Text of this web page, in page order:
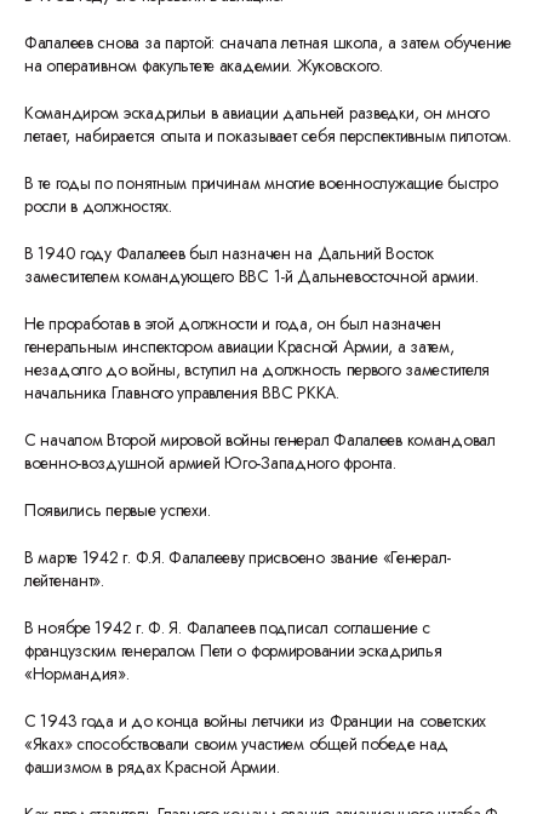
Фалалеев снова за партой: сначала летная школа, а затем обучение
на оперативном факультете академии. Жуковского.
Командиром эскадрильи в авиации дальней разведки, он много
летает, набирается опыта и показывает себя перспективным пилотом.
В те годы по понятным причинам многие военнослужащие быстро
росли в должностях.
В 1940 году Фалалеев был назначен на Дальний Восток
заместителем командующего ВВС 1-й Дальневосточной армии.
Не проработав в этой должности и года, он был назначен
генеральным инспектором авиации Красной Армии, а затем,
незадолго до войны, вступил на должность первого заместителя
начальника Главного управления ВВС РККА.
С началом Второй мировой войны генерал Фалалеев командовал
военно-воздушной армией Юго-Западного фронта.
Появились первые успехи.
В марте 1942 г. Ф.Я. Фалалееву присвоено звание «Генерал-
лейтенант».
В ноябре 1942 г. Ф. Я. Фалалеев подписал соглашение с
французским генералом Пети о формировании эскадрилья
«Нормандия».
С 1943 года и до конца войны летчики из Франции на советских
«Яках» способствовали своим участием общей победе над
фашизмом в рядах Красной Армии.